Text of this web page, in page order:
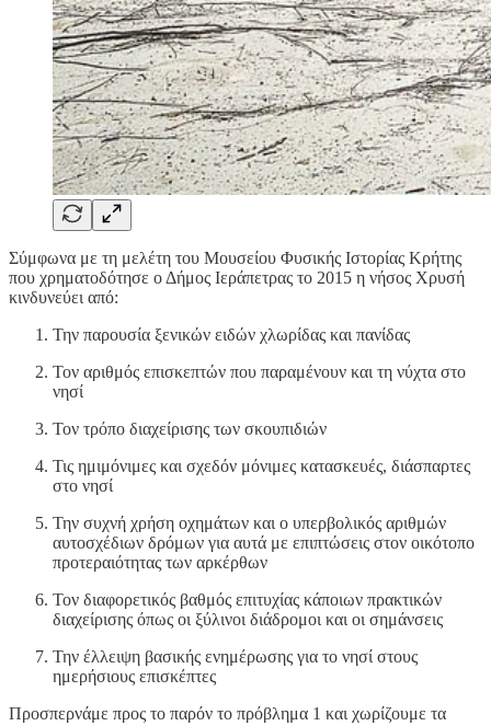
Σύμφωνα με τη μελέτη του Μουσείου Φυσικής Ιστορίας Κρήτης
που χρηματοδότησε ο Δήμος Ιεράπετρας το 2015 η νήσος Χρυσή
κινδυνεύει από:
Την παρουσία ξενικών ειδών χλωρίδας και πανίδας
Τον αριθμός επισκεπτών που παραμένουν και τη νύχτα στο
νησί
Τον τρόπο διαχείρισης των σκουπιδιών
Τις ημιμόνιμες και σχεδόν μόνιμες κατασκευές, διάσπαρτες
στο νησί
Την συχνή χρήση οχημάτων και ο υπερβολικός αριθμών
αυτοσχέδιων δρόμων για αυτά με επιπτώσεις στον οικότοπο
προτεραιότητας των αρκέρθων
Τον διαφορετικός βαθμός επιτυχίας κάποιων πρακτικών
διαχείρισης όπως οι ξύλινοι διάδρομοι και οι σημάνσεις
Την έλλειψη βασικής ενημέρωσης για το νησί στους
ημερήσιους επισκέπτες
Προσπερνάμε προς το παρόν το πρόβλημα 1 και χωρίζουμε τα